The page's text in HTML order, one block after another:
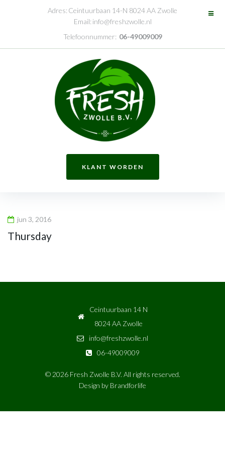
Adres: Ceintuurbaan 14-N 8024 AA Zwolle
Email: info@freshzwolle.nl
Telefoonnummer: 06-49009009
KLANT WORDEN
jun 3, 2016
Thursday
Ceintuurbaan 14 N
8024 AA Zwolle
info@freshzwolle.nl
06-49009009
© 2026 Fresh Zwolle B.V. All rights reserved.
Design by Brandforlife